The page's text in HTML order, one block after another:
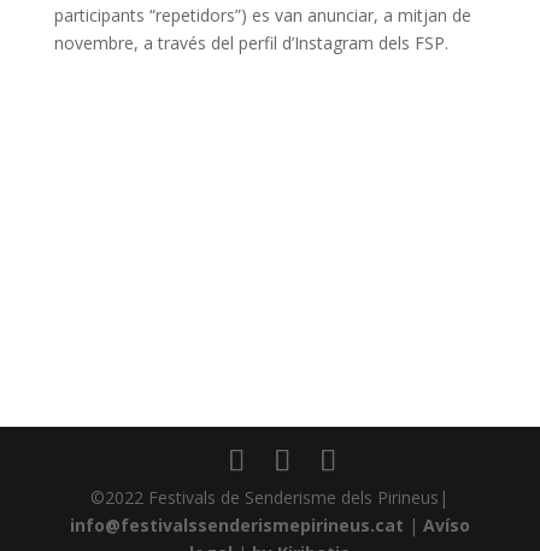
participants “repetidors”) es van anunciar, a mitjan de
novembre, a través del perfil d’Instagram dels FSP.
©2022 Festivals de Senderisme dels Pirineus|
info@festivalssenderismepirineus.cat | Avíso